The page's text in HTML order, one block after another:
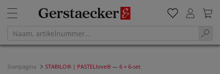
Startpagina STABILO® | PASTELlove® — 6 + 6-set